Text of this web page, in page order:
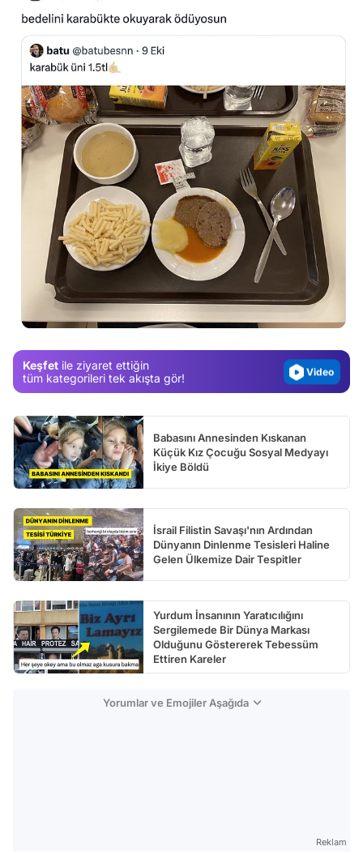
Keşfet ile ziyaret ettiğin
tüm kategorileri tek akışta gör!
Video
Test
Video
Babasını Annesinden Kıskanan
Küçük Kız Çocuğu Sosyal Medyayı
İkiye Böldü
İsrail Filistin Savaşı'nın Ardından
Dünyanın Dinlenme Tesisleri Haline
Gelen Ülkemize Dair Tespitler
Yurdum İnsanının Yaratıcılığını
Sergilemede Bir Dünya Markası
Olduğunu Göstererek Tebessüm
Ettiren Kareler
Yorumlar ve Emojiler Aşağıda
Reklam